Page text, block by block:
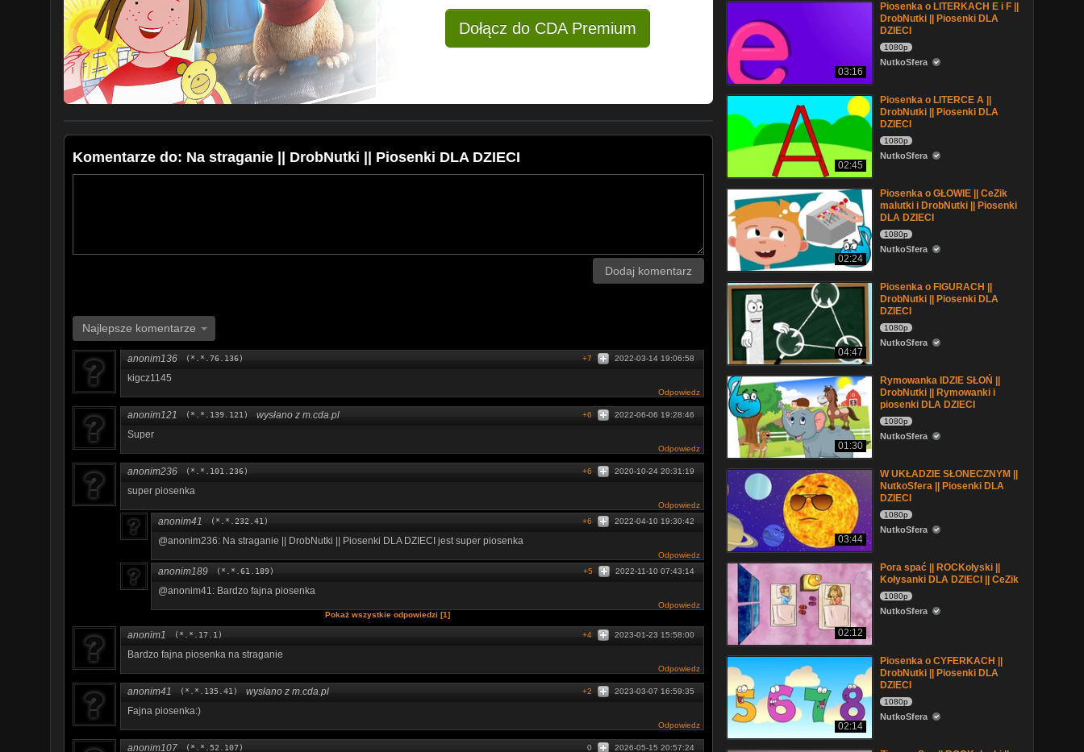
Dołącz do CDA Premium
Komentarze do: Na straganie || DrobNutki || Piosenki DLA DZIECI
Dodaj komentarz
Najlepsze komentarze
anonim136 (*.*.76.136) 2022-03-14 19:06:58
+7
kigcz1145
Odpowiedz
anonim121 (*.*.139.121) wysłano z m.cda.pl 2022-06-06 19:28:46
+6
Super
Odpowiedz
anonim236 (*.*.101.236) 2020-10-24 20:31:19
+6
super piosenka
Odpowiedz
anonim41 (*.*.232.41) 2022-04-10 19:30:42
+6
@anonim236: Na straganie || DrobNutki || Piosenki DLA DZIECI jest super piosenka
Odpowiedz
anonim189 (*.*.61.189) 2022-11-10 07:43:14
+5
@anonim41: Bardzo fajna piosenka
Odpowiedz
Pokaż wszystkie odpowiedzi [1]
anonim1 (*.*.17.1) 2023-01-23 15:58:00
+4
Bardzo fajna piosenka na straganie
Odpowiedz
anonim41 (*.*.135.41) wysłano z m.cda.pl 2023-03-07 16:59:35
+2
Fajna piosenka:)
Odpowiedz
anonim107 (*.*.52.107) 2026-05-15 20:57:24
0
03:16
Piosenka o LITERKACH E i F ||
DrobNutki || Piosenki DLA
DZIECI
1080p
NutkoSfera
02:45
Piosenka o LITERCE A ||
DrobNutki || Piosenki DLA
DZIECI
1080p
NutkoSfera
02:24
Piosenka o GŁOWIE || CeZik
malutki i DrobNutki || Piosenki
DLA DZIECI
1080p
NutkoSfera
04:47
Piosenka o FIGURACH ||
DrobNutki || Piosenki DLA
DZIECI
1080p
NutkoSfera
01:30
Rymowanka IDZIE SŁOŃ ||
DrobNutki || Rymowanki i
piosenki DLA DZIECI
1080p
NutkoSfera
03:44
W UKŁADZIE SŁONECZNYM ||
NutkoSfera || Piosenki DLA
DZIECI
1080p
NutkoSfera
02:12
Pora spać || ROCKołyski ||
Kołysanki DLA DZIECI || CeZik
1080p
NutkoSfera
02:14
Piosenka o CYFERKACH ||
DrobNutki || Piosenki DLA
DZIECI
1080p
NutkoSfera